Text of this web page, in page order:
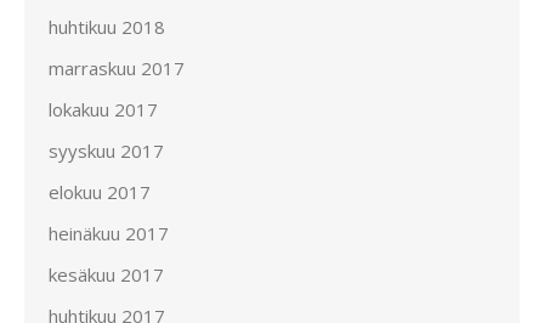
huhtikuu 2018
marraskuu 2017
lokakuu 2017
syyskuu 2017
elokuu 2017
heinäkuu 2017
kesäkuu 2017
huhtikuu 2017